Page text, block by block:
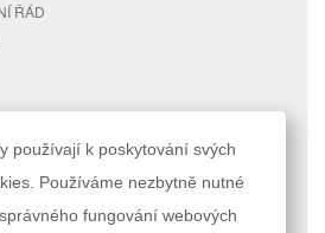
ŘÁD
ÚČET
MŮJ ÚČET
používají k poskytování svých
Používáme nezbytně nutné
fungování webových